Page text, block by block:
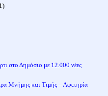
στο Δημόσιο με 12.000 νέες
Μνήμης και Τιμής – Αφετηρία